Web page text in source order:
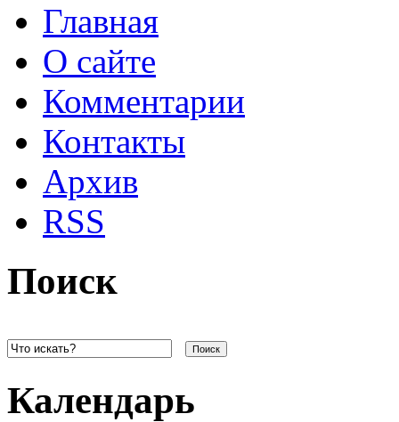
Главная
О сайте
Комментарии
Контакты
Архив
RSS
Поиск
Поиск
Календарь